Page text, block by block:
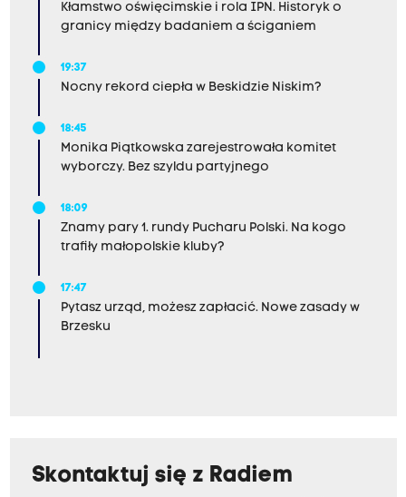
Kłamstwo oświęcimskie i rola IPN. Historyk o
granicy między badaniem a ściganiem
19:37
Nocny rekord ciepła w Beskidzie Niskim?
18:45
Monika Piątkowska zarejestrowała komitet
wyborczy. Bez szyldu partyjnego
18:09
Znamy pary 1. rundy Pucharu Polski. Na kogo
trafiły małopolskie kluby?
17:47
Pytasz urząd, możesz zapłacić. Nowe zasady w
Brzesku
Skontaktuj się z Radiem